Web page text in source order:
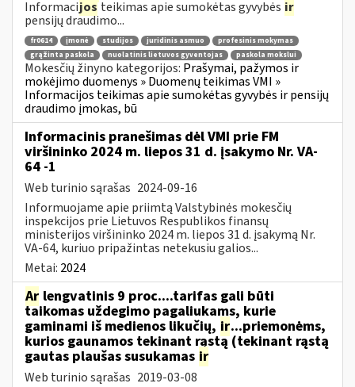
Informacijosteikimas apie sumokėtas gyvybės ir
pensijų draudimo...
fr0614 įmonė studijos juridinis asmuo
profesinis mokymas
grąžinta paskola
nuolatinis lietuvos gyventojas paskola mokslui
Mokesčių žinyno kategorijos: Prašymai, pažymos ir
mokėjimo duomenys » Duomenų teikimas VMI »
Informacijos teikimas apie sumokėtas gyvybės ir pensijų
draudimo įmokas, bū
Informacinis pranešimas dėl VMI prie FM
viršininko 2024 m. liepos 31 d. įsakymo Nr. VA-
64 -1
Web turinio sąrašas 2024-09-16
Informuojame apie priimtą Valstybinės mokesčių
inspekcijos prie Lietuvos Respublikos finansų
ministerijos viršininko 2024 m. liepos 31 d. įsakymą Nr.
VA-64, kuriuo pripažintas netekusiu galios...
Metai: 2024
Ar lengvatinis 9 proc....tarifas gali būti
taikomas uždegimo pagaliukams, kurie
gaminami iš medienos likučių, ir...priemonėms,
kurios gaunamos tekinant rąstą (tekinant rąstą
gautas plaušas susukamas ir
Web turinio sąrašas 2019-03-08